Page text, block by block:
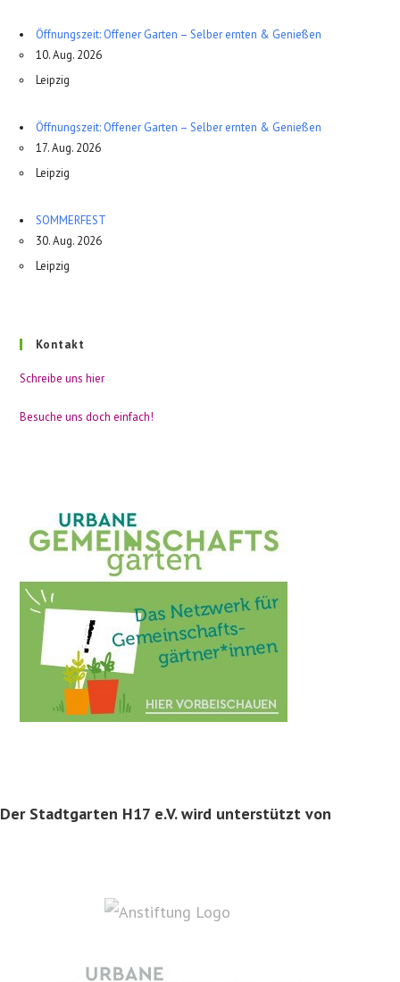
Öffnungszeit: Offener Garten – Selber ernten & Genießen
10. Aug. 2026
Leipzig
Öffnungszeit: Offener Garten – Selber ernten & Genießen
17. Aug. 2026
Leipzig
SOMMERFEST
30. Aug. 2026
Leipzig
Kontakt
Schreibe uns hier
Besuche uns doch einfach!
Der Stadtgarten H17 e.V. wird unterstützt von